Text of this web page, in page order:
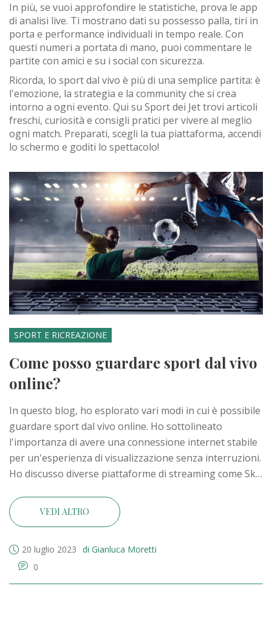
In più, se vuoi approfondire le statistiche, prova le app
di analisi live. Ti mostrano dati su possesso palla, tiri in
porta e performance individuali in tempo reale. Con
questi numeri a portata di mano, puoi commentare le
partite con amici e su i social con sicurezza.
Ricorda, lo sport dal vivo è più di una semplice partita: è
l'emozione, la strategia e la community che si crea
intorno a ogni evento. Qui su Sport dei Jet trovi articoli
freschi, curiosità e consigli pratici per vivere al meglio
ogni match. Preparati, scegli la tua piattaforma, accendi
lo schermo e goditi lo spettacolo!
SPORT E RICREAZIONE
Come posso guardare sport dal vivo
online?
In questo blog, ho esplorato vari modi in cui è possibile
guardare sport dal vivo online. Ho sottolineato
l'importanza di avere una connessione internet stabile
per un'esperienza di visualizzazione senza interruzioni.
Ho discusso diverse piattaforme di streaming come Sky
toccato le app sportive che permettono di seguire gli
eventi sportivi in tempo reale. Infine, ho consigliato la
potenziali rischi di sicurezza.
VEDI ALTRO
20 luglio 2023 di Gianluca Moretti
0